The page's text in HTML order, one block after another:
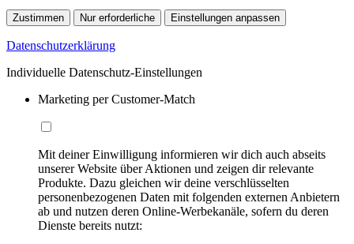
Zustimmen Nur erforderliche Einstellungen anpassen
Datenschutzerklärung
Individuelle Datenschutz-Einstellungen
Marketing per Customer-Match
Mit deiner Einwilligung informieren wir dich auch abseits
unserer Website über Aktionen und zeigen dir relevante
Produkte. Dazu gleichen wir deine verschlüsselten
personenbezogenen Daten mit folgenden externen Anbietern
ab und nutzen deren Online-Werbekanäle, sofern du deren
Dienste bereits nutzt: